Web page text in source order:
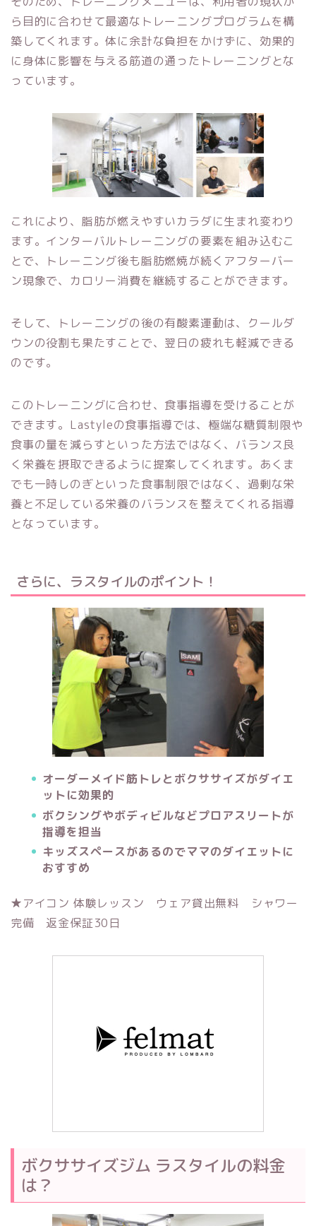
ら目的に合わせて最適なトレーニングプログラムを構
築してくれます。体に余計な負担をかけずに、効果的
に身体に影響を与える筋道の通ったトレーニングとな
っています。
これにより、脂肪が燃えやすいカラダに生まれ変わり
ます。インターバルトレーニングの要素を組み込むこ
とで、トレーニング後も脂肪燃焼が続くアフターバー
ン現象で、カロリー消費を継続することができます。
そして、トレーニングの後の有酸素運動は、クールダ
ウンの役割も果たすことで、翌日の疲れも軽減できる
のです。
このトレーニングに合わせ、食事指導を受けることが
できます。Lastyleの食事指導では、極端な糖質制限や
食事の量を減らすといった方法ではなく、バランス良
く栄養を摂取できるように提案してくれます。あくま
でも一時しのぎといった食事制限ではなく、過剰な栄
養と不足している栄養のバランスを整えてくれる指導
となっています。
さらに、ラスタイルのポイント！
オーダーメイド筋トレとボクササイズがダイエ
ットに効果的
ボクシングやボディビルなどプロアスリートが
指導を担当
キッズスペースがあるのでママのダイエットに
おすすめ
★アイコン 体験レッスン ウェア貸出無料 シャワー
完備 返金保証30日
ボクササイズジム ラスタイルの料金
は？